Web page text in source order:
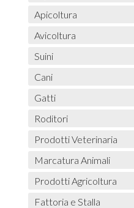
Apicoltura
Avicoltura
Suini
Cani
Gatti
Roditori
Prodotti Veterinaria
Marcatura Animali
Prodotti Agricoltura
Fattoria e Stalla